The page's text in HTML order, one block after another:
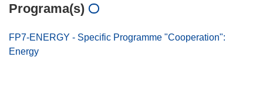
Programa(s)
FP7-ENERGY - Specific Programme "Cooperation":
Energy